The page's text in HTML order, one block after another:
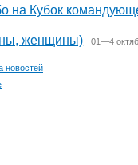
на Кубок
женщины) 01—4
новостей